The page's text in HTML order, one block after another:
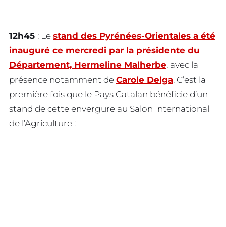
12h45 : Le stand des Pyrénées-Orientales a été
inauguré ce mercredi par la présidente du
Département, Hermeline Malherbe, avec la
présence notamment de Carole Delga. C’est la
première fois que le Pays Catalan bénéficie d’un
stand de cette envergure au Salon International
de l’Agriculture :